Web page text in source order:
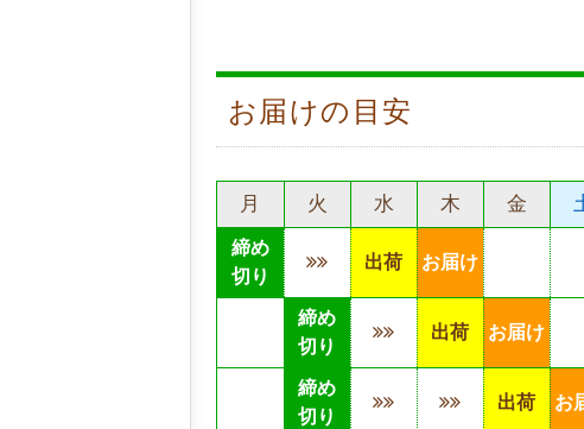
お届けの目安
月 火 水 木 金
締め
切り
出荷 お届け
締め
切り
出荷 お届け
締め
切り
出荷 お